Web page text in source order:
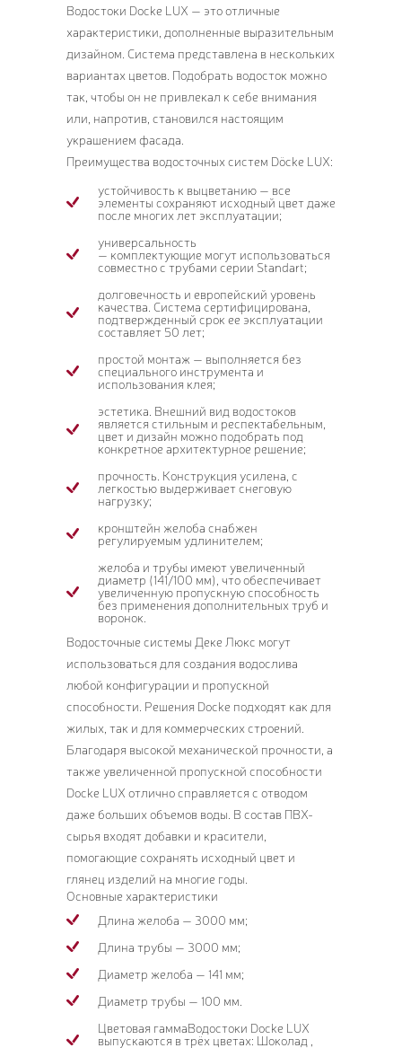
Водостоки Docke LUX — это отличные
характеристики, дополненные выразительным
дизайном. Система представлена в нескольких
вариантах цветов. Подобрать водосток можно
так, чтобы он не привлекал к себе внимания
или, напротив, становился настоящим
украшением фасада.
Преимущества водосточных систем Döcke LUX:
устойчивость к выцветанию — все
элементы сохраняют исходный цвет даже
после многих лет эксплуатации;
универсальность
— комплектующие могут использоваться
совместно с трубами серии Standart;
долговечность и европейский уровень
качества. Система сертифицирована,
подтвержденный срок ее эксплуатации
составляет 50 лет;
простой монтаж — выполняется без
специального инструмента и
использования клея;
эстетика. Внешний вид водостоков
является стильным и респектабельным,
цвет и дизайн можно подобрать под
конкретное архитектурное решение;
прочность. Конструкция усилена, с
легкостью выдерживает снеговую
нагрузку;
кронштейн желоба снабжен
регулируемым удлинителем;
желоба и трубы имеют увеличенный
диаметр (141/100 мм), что обеспечивает
увеличенную пропускную способность
без применения дополнительных труб и
воронок.
Водосточные системы Деке Люкс могут
использоваться для создания водослива
любой конфигурации и пропускной
способности. Решения Docke подходят как для
жилых, так и для коммерческих строений.
Благодаря высокой механической прочности, а
также увеличенной пропускной способности
Docke LUX отлично справляется с отводом
даже больших объемов воды. В состав ПВХ-
сырья входят добавки и красители,
помогающие сохранять исходный цвет и
глянец изделий на многие годы.
Основные характеристики
Длина желоба — 3000 мм;
Длина трубы — 3000 мм;
Диаметр желоба — 141 мм;
Диаметр трубы — 100 мм.
Цветовая гаммаВодостоки Docke LUX
выпускаются в трёх цветах: Шоколад ,